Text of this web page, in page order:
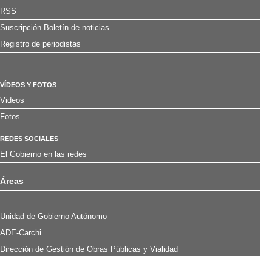
RSS
Suscripción Boletín de noticias
Registro de periodistas
VÍDEOS Y FOTOS
Videos
Fotos
REDES SOCIALES
El Gobierno en las redes
Áreas
Unidad de Gobierno Autónomo
ADE-Carchi
Dirección de Gestión de Obras Públicas y Vialidad